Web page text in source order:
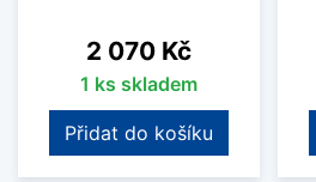
Cena
2 070 Kč
1 ks skladem
Přidat do košíku